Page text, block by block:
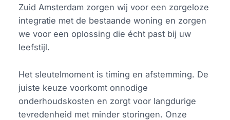
Zuid Amsterdam zorgen wij voor een zorgeloze
integratie met de bestaande woning en zorgen
we voor een oplossing die écht past bij uw
leefstijl.
Het sleutelmoment is timing en afstemming. De
juiste keuze voorkomt onnodige
onderhoudskosten en zorgt voor langdurige
tevredenheid met minder storingen. Onze